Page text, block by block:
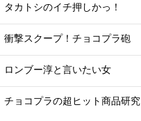
タカトシのイチ押しかっ！
衝撃スクープ！チョコプラ砲
ロンブー淳と言いたい女
チョコプラの超ヒット商品研究